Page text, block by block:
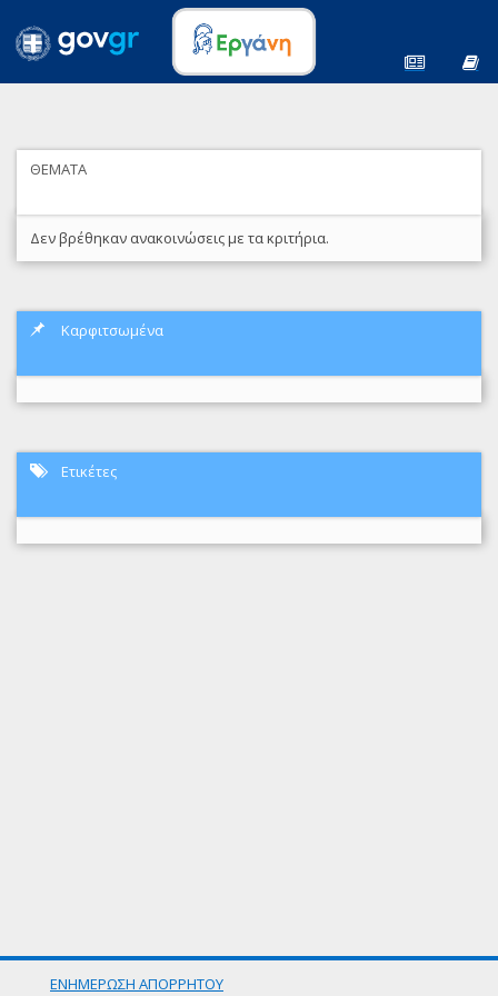
ΘΕΜΑΤΑ
Δεν βρέθηκαν ανακοινώσεις με τα κριτήρια.
Καρφιτσωμένα
Ετικέτες
ΕΝΗΜΕΡΩΣΗ ΑΠΟΡΡΗΤΟΥ